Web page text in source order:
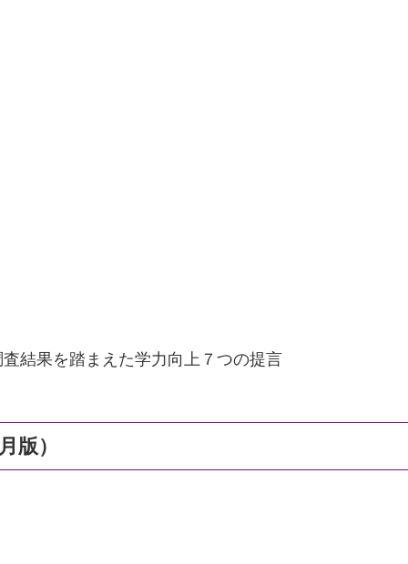
果を踏まえた学力向上７つの提言
版）